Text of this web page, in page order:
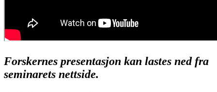
Forskernes presentasjon kan lastes ned fra
seminarets nettside.